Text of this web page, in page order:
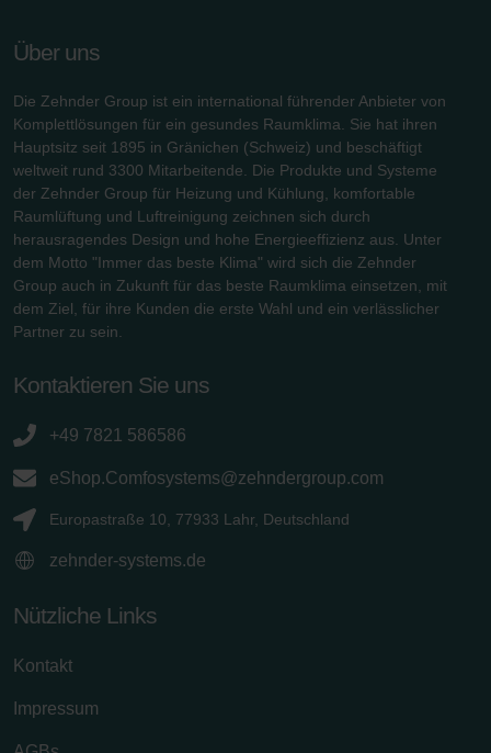
Über uns
Die Zehnder Group ist ein international führender Anbieter von
Komplettlösungen für ein gesundes Raumklima. Sie hat ihren
Hauptsitz seit 1895 in Gränichen (Schweiz) und beschäftigt
weltweit rund 3300 Mitarbeitende. Die Produkte und Systeme
der Zehnder Group für Heizung und Kühlung, komfortable
Raumlüftung und Luftreinigung zeichnen sich durch
herausragendes Design und hohe Energieeffizienz aus. Unter
dem Motto "Immer das beste Klima" wird sich die Zehnder
Group auch in Zukunft für das beste Raumklima einsetzen, mit
dem Ziel, für ihre Kunden die erste Wahl und ein verlässlicher
Partner zu sein.
Kontaktieren Sie uns
+49 7821 586586
eShop.Comfosystems@zehndergroup.com
Europastraße 10, 77933 Lahr, Deutschland
zehnder-systems.de
Nützliche Links
Kontakt
Impressum